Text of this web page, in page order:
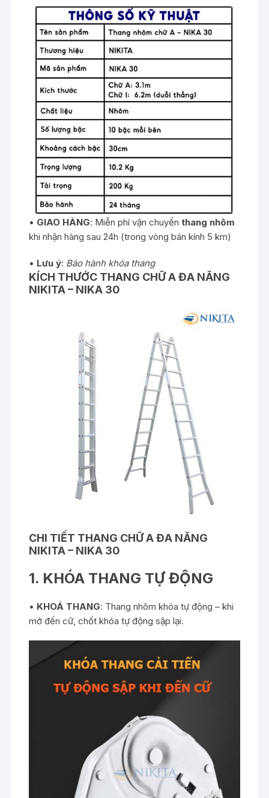
• GIAO HÀNG: Miễn phí vận chuyểnthang nhôm
khi nhận hàng sau 24h (trong vòng bán kính 5 km)
• Lưu ý: Bảo hành khóa thang
KÍCH THƯỚC THANG CHỮ A ĐA NĂNG
NIKITA – NIKA 30
CHI TIẾT THANG CHỮ A ĐA NĂNG
NIKITA – NIKA 30
1. KHÓA THANG TỰ ĐỘNG
• KHOÁ THANG: Thang nhôm khóa tự động – khi
mở đến cữ, chốt khóa tự động sập lại.